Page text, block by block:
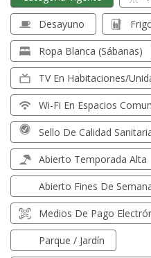
Desayuno
Ropa Blanca (sábanas)
TV En Habitaciones/
Wi-Fi En Espacios
Sello De Calidad
Abierto Temporada Alta
Abierto Fines De
Medios De Pago
Parque / Jardín